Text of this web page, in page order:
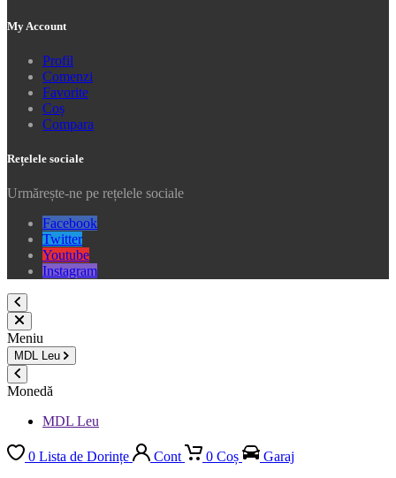
My Account
Profil
Comenzi
Favorite
Coș
Compara
Rețelele sociale
Urmărește-ne pe rețelele sociale
Facebook
Twitter
Youtube
Instagram
Meniu
MDL Leu
Monedă
MDL Leu
0 Lista de Dorințe Cont 0 Coș
Garaj